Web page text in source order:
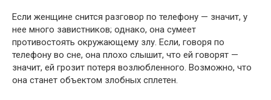
Если женщине снится разговор по телефону — значит, у
нее много завистников; однако, она сумеет
противостоять окружающему злу. Если, говоря по
телефону во сне, она плохо слышит, что ей говорят —
значит, ей грозит потеря возлюбленного. Возможно, что
она станет объектом злобных сплетен.